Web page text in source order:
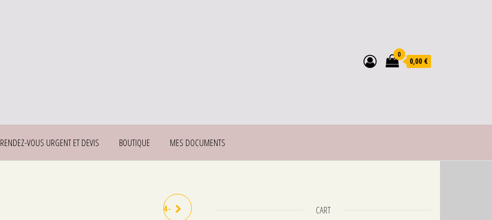
0
0,00 €
RENDEZ-VOUS URGENT ET DEVIS BOUTIQUE MES DOCUMENTS
LIAISON FRIGORIFIQUE 1/4 - CART